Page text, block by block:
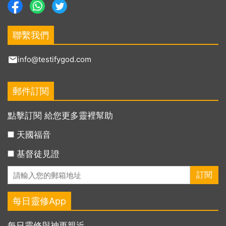
聯繫我們
info@testifygod.com
郵件訂閱
點擊訂閱 給您更多靈裡幫助
天國福音
基督徒見證
每日靈修App